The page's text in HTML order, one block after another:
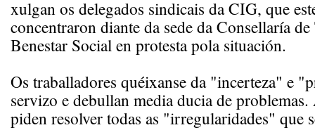
xulgan os delegados sindicais da CIG, que
concentraron diante da sede da Consellaría
Benestar Social en protesta pola situación.
Os traballadores quéixanse da "incerteza" e
servizo e debullan media ducia de
piden resolver todas as "irregularidades" que